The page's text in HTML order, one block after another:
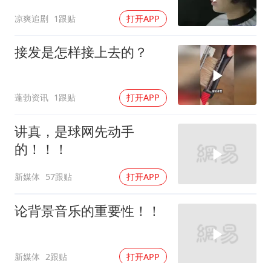
凉爽追剧 1跟贴 打开APP
接发是怎样接上去的？
蓬勃资讯 1跟贴 打开APP
讲真，是球网先动手
的！！！
新媒体 57跟贴 打开APP
论背景音乐的重要性！！
新媒体 2跟贴 打开APP